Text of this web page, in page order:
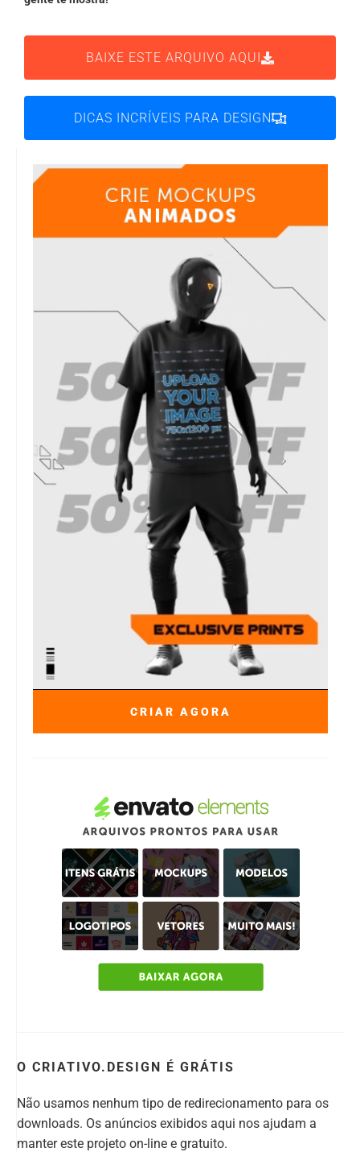
BAIXE ESTE ARQUIVO AQUI
DICAS INCRÍVEIS PARA DESIGN
CRIAR AGORA
O CRIATIVO.DESIGN É GRÁTIS
Não usamos nenhum tipo de redirecionamento para os
downloads. Os anúncios exibidos aqui nos ajudam a
manter este projeto on-line e gratuito.